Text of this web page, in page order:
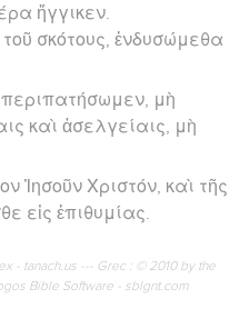
ἤγγικεν.
σκότους, ἐνδυσώμεθα
μὴ
καὶ ἀσελγείαις, μὴ
Ἰησοῦν Χριστόν, καὶ τῆς
εἰς ἐπιθυμίας.
- tanach.us --- Grec : © 2010 by the
Bible Software - sblgnt.com